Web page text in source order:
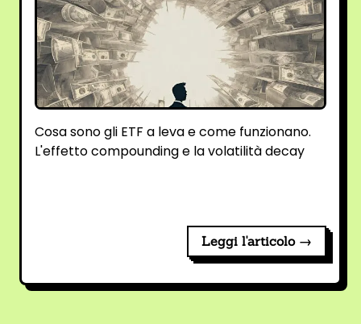
Cosa sono gli ETF a leva e come funzionano.
L'effetto compounding e la volatilità decay
Leggi l'articolo →